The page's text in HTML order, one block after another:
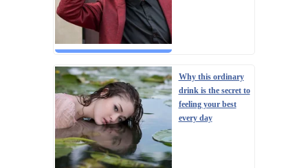
Why this ordinary
drink is the secret to
feeling your best
every day